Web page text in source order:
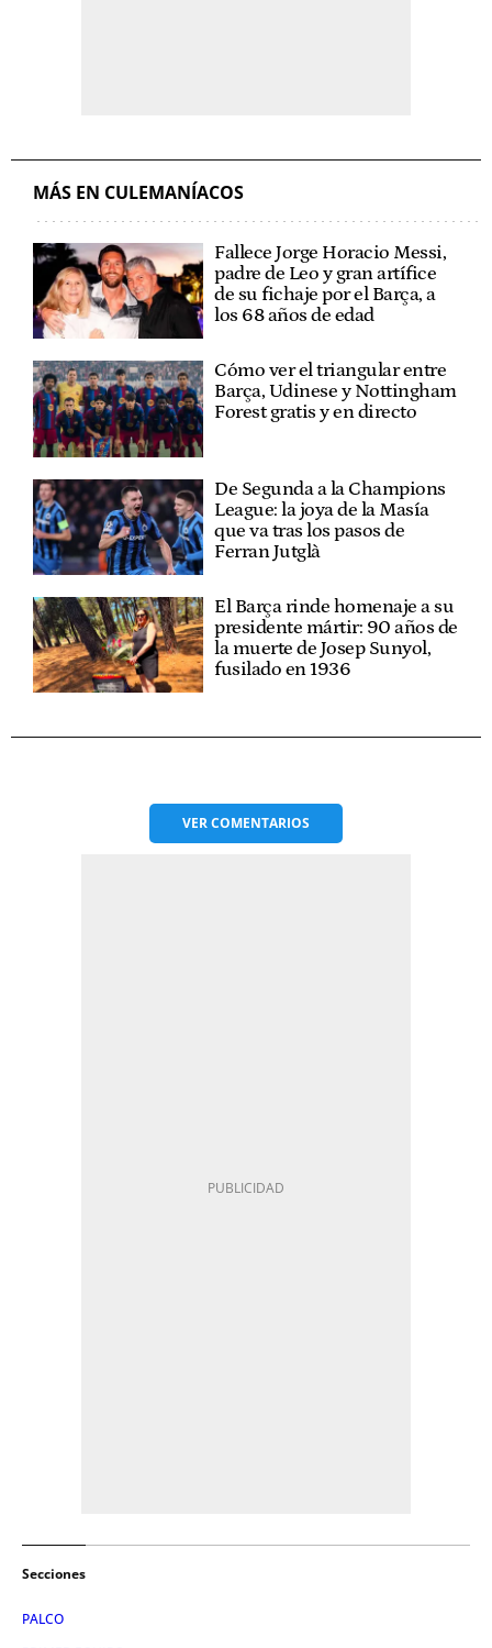
MÁS EN CULEMANÍACOS
Fallece Jorge Horacio Messi,
padre de Leo y gran artífice
de su fichaje por el Barça, a
los 68 años de edad
Cómo ver el triangular entre
Barça, Udinese y Nottingham
Forest gratis y en directo
De Segunda a la Champions
League: la joya de la Masía
que va tras los pasos de
Ferran Jutglà
El Barça rinde homenaje a su
presidente mártir: 90 años de
la muerte de Josep Sunyol,
fusilado en 1936
VERCOMENTARIOS
Secciones
PALCO